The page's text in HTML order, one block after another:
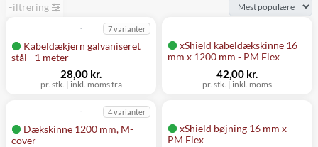
Filtrering
Kabeldækjern galvaniseret
stål - 1 meter
7 varianter
pr. stk. | inkl. moms fra
28,00 kr.
xShield kabeldækskinne 16
mm x 1200 mm - PM Flex
pr. stk. | inkl. moms
42,00 kr.
Dækskinne 1200 mm, M-
cover
4 varianter
xShield bøjning 16 mm x -
PM Flex